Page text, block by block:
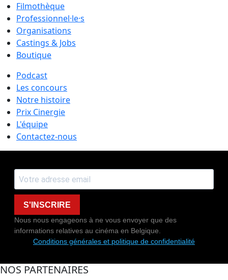
Filmothèque
Professionnel·le·s
Organisations
Castings & Jobs
Boutique
Podcast
Les concours
Notre histoire
Prix Cinergie
L'équipe
Contactez-nous
S'INSCRIRE
Nous nous engageons à ne vous envoyer que des
informations relatives au cinéma en Belgique.
Conditions générales et politique de confidentialité
NOS PARTENAIRES